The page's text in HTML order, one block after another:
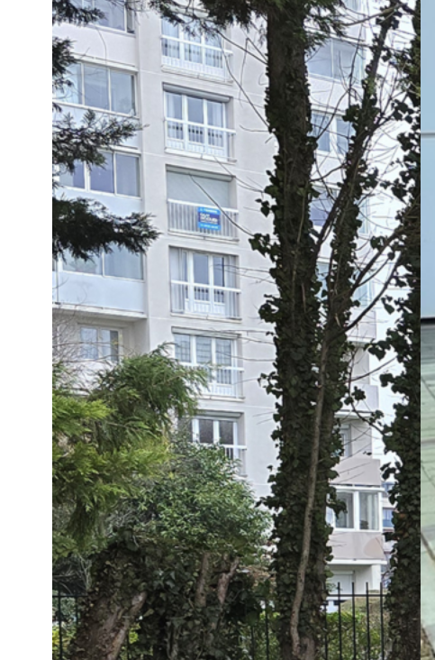
espaces publics, parcs, zones
esthétisme et robustesse.
Dans tout projet d’aménagement
améliore le confort des piétons, guide
des zones de convivialités. Notre
Loire.